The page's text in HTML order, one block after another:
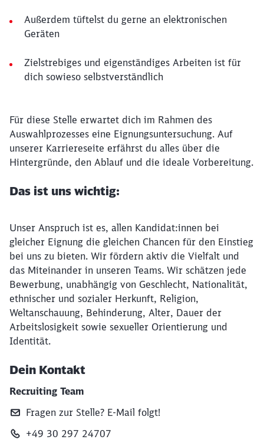
Außerdem tüftelst du gerne an elektronischen
Geräten
Zielstrebiges und eigenständiges Arbeiten ist für
dich sowieso selbstverständlich
Für diese Stelle erwartet dich im Rahmen des
Auswahlprozesses eine Eignungsuntersuchung. Auf
unserer Karriereseite erfährst du alles über die
Hintergründe, den Ablauf und die ideale Vorbereitung.
Das ist uns wichtig:
Unser Anspruch ist es, allen Kandidat:innen bei
gleicher Eignung die gleichen Chancen für den Einstieg
bei uns zu bieten. Wir fördern aktiv die Vielfalt und
das Miteinander in unseren Teams. Wir schätzen jede
Bewerbung, unabhängig von Geschlecht, Nationalität,
ethnischer und sozialer Herkunft, Religion,
Weltanschauung, Behinderung, Alter, Dauer der
Arbeitslosigkeit sowie sexueller Orientierung und
Identität.
Dein Kontakt
Recruiting Team
Fragen zur Stelle? E‑Mail folgt!
+49 30 297 24707